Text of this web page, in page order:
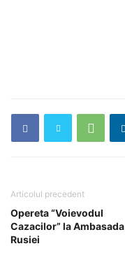
Articolul precedent
Opereta “Voievodul
Cazacilor” la Ambasada
Rusiei